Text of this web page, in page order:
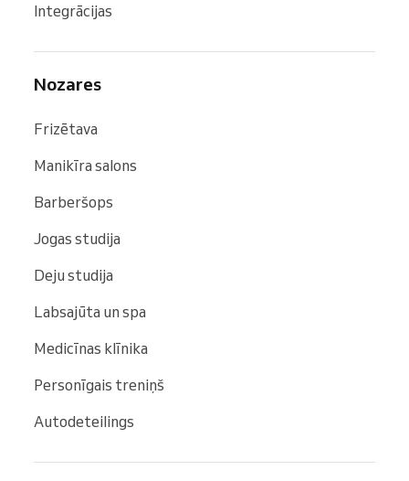
Integrācijas
Nozares
Frizētava
Manikīra salons
Barberšops
Jogas studija
Deju studija
Labsajūta un spa
Medicīnas klīnika
Personīgais treniņš
Autodeteilings